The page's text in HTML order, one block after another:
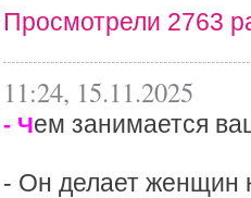
Просмотрели 2763
11:24, 15.11.2025
- Чем занимается
- Он делает женщин